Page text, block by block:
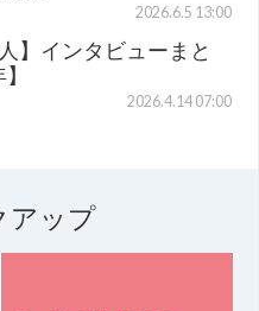
2026.6.5 13:00
】インタビューまと
2026.4.14 07:00
アップ